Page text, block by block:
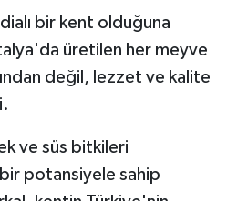
bir kent olduğuna
üretilen her meyve
değil, lezzet ve kalite
ve süs bitkileri
potansiyele sahip